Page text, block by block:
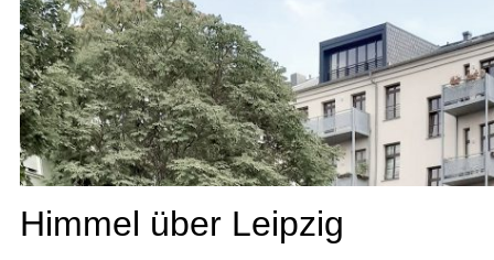
Himmel über Leipzig